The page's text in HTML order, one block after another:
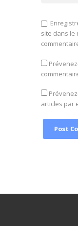
site dans le
articles par